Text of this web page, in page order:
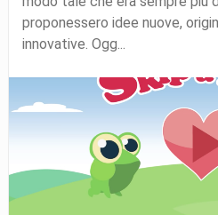
proponessero idee nuove,
innovative. Ogg...